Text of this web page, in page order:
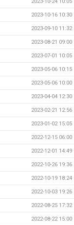
2023-10-16 10:30
2023-09-10 11:32
2023-08-21 09:00
2023-07-01 10:05
2023-05-06 10:15
2023-05-06 10:00
2023-04-04 12:30
2023-02-21 12:56
2023-01-02 15:05
2022-12-15 06:00
2022-12-01 14:49
2022-10-26 19:36
2022-10-19 18:24
2022-10-03 19:26
2022-08-25 17:32
2022-08-22 15:00